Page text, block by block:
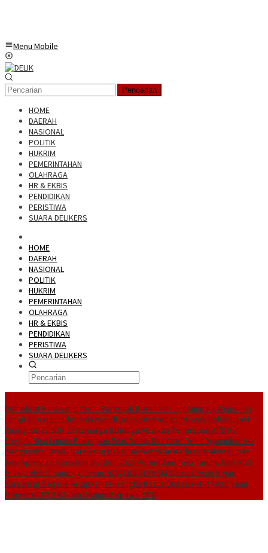
Menu Mobile
Pencarian
HOME
DAERAH
NASIONAL
POLITIK
HUKRIM
PEMERINTAHAN
OLAHRAGA
HR & EKBIS
PENDIDIKAN
PERISTIWA
SUARA DELIKERS
HOME
DAERAH
NASIONAL
POLITIK
HUKRIM
PEMERINTAHAN
OLAHRAGA
HR & EKBIS
PENDIDIKAN
PERISTIWA
SUARA DELIKERS
Demokrat Karawang Terus Bergerak Bersihkan Lingkungan, Wujudkan
Langit Biru dan Indonesia Asri di Desa Kutapohaci Proyek Rehabilitasi
Ruang Kelas SDN Ciptamarga II Diduga Abaikan Penerapan APD K3
Enggak Bisa Lunasi Pekerjaan Fisik Desa, Dua Aset Desa Dijaminkan ke
Pengusaha, DPMD Karawang Bakal Berhentikan Kades Parakan Bupati
Aep Apresiasi Kenaikan Dividen 2025 Perumdam Tirta Tarum, Naik Rp3
Miliar Lebih Dibanding Tahun 2024LKBH LPKSM Satria Desak Kejari
Karawang Segera Tetapkan Tersangka Kasus Dugaan KPR Fiktif yang
Menyeret PT BAS dan Oknum Pegawai BTN